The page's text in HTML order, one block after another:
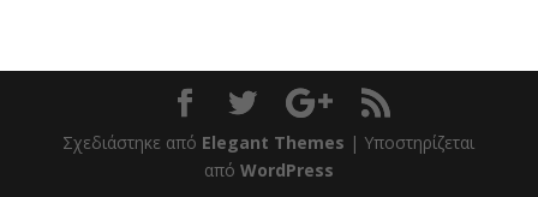
Σχεδιάστηκε από Elegant Themes | Υποστηρίζεται
από WordPress